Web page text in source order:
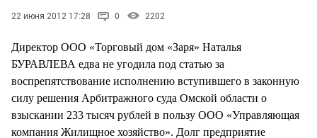
22 июня 2012 17:28 0 2202
Директор ООО «Торговый дом «Заря» Наталья
БУРАВЛЕВА едва не угодила под статью за
воспрепятствование исполнению вступившего в законную
силу решения Арбитражного суда Омской области о
взыскании 233 тысяч рублей в пользу ООО «Управляющая
компания Жилищное хозяйство». Долг предприятие